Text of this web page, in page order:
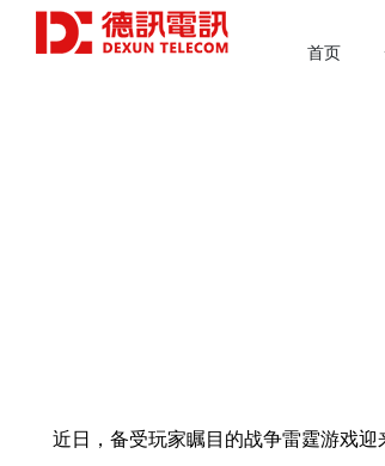
首页
近日，备受玩家瞩目的战争雷霆游戏